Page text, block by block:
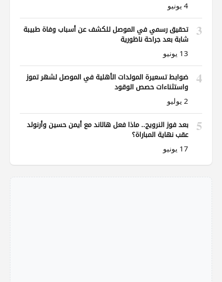
4 يونيو
3
تحقيق رسمي في الموصل للكشف عن أسباب وفاة طبيبة
شابة بعد جراحة ناظورية
13 يونيو
4
ضوابط تسعيرة المولدات الأهلية في الموصل لشهر تموز
واستثناءات حصص الوقود
2 يوليو
5
بعد فوز النرويج.. ماذا فعل هالاند مع أيمن حسين وأرنولد
عقب نهاية المباراة؟
17 يونيو